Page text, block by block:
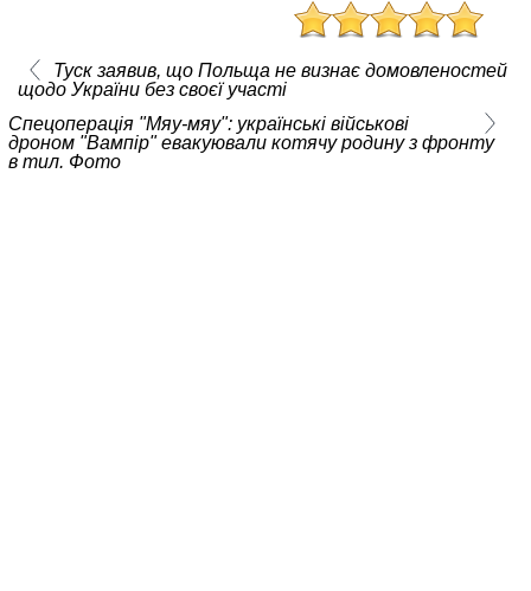
Туск заявив, що Польща не визнає домовленостей
щодо України без своєї участі
Спецоперація "Мяу-мяу": українські військові
дроном "Вампір" евакуювали котячу родину з фронту
в тил. Фото